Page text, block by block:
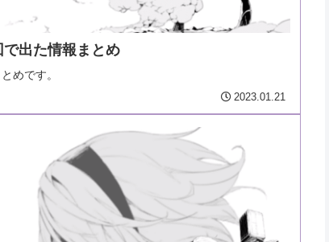
出た情報まとめ
めです。
2023.01.21